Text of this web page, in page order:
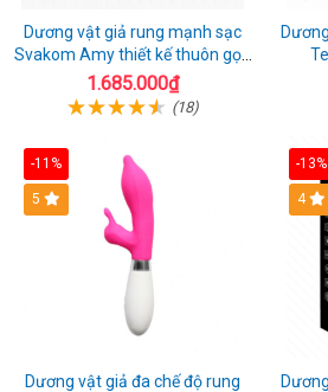
Dương vật giả rung mạnh sạc
Svakom Amy thiết kế thuôn gọn
dễ dùng
1.685.000₫
(18)
-11%
5
Dương vật giả đa chế độ rung
-13%
4